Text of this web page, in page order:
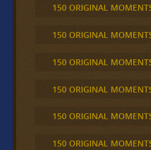
150 ORIGINAL
150 ORIGINAL
150 ORIGINAL
150 ORIGINAL
150 ORIGINAL
150 ORIGINAL